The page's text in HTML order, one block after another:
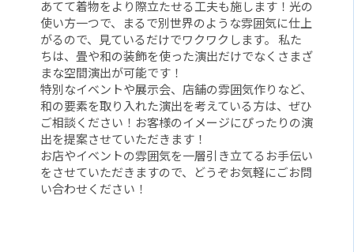
あてて着物をより際立たせる工夫も施します！光の
使い方一つで、まるで別世界のような雰囲気に仕上
がるので、見ているだけでワクワクします。 私た
ちは、畳や和の装飾を使った演出だけでなくさまざ
まな空間演出が可能です！
特別なイベントや展示会、店舗の雰囲気作りなど、
和の要素を取り入れた演出を考えている方は、ぜひ
ご相談ください！お客様のイメージにぴったりの演
出を提案させていただきます！
お店やイベントの雰囲気を一層引き立てるお手伝い
をさせていただきますので、どうぞお気軽にごお問
い合わせください！